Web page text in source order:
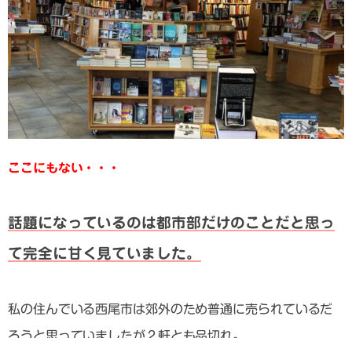
ここにもない・・・
話題になっているのは都市部だけのことだと思っ
て完全に甘く見ていました。
私の住んでいる西尾市は郊外のため普通に売られているだ